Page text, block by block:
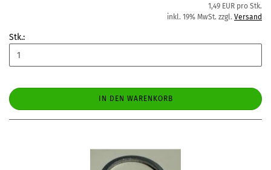
1,49 EUR pro Stk.
inkl. 19% MwSt. zzgl. Versand
Stk.:
IN DEN WARENKORB